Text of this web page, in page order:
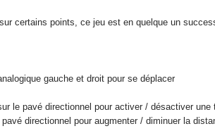
certains points, ce jeu est en quelque un
gauche et droit pour se déplacer
le pavé directionnel pour activer / désactiver une
directionnel pour augmenter / diminuer la